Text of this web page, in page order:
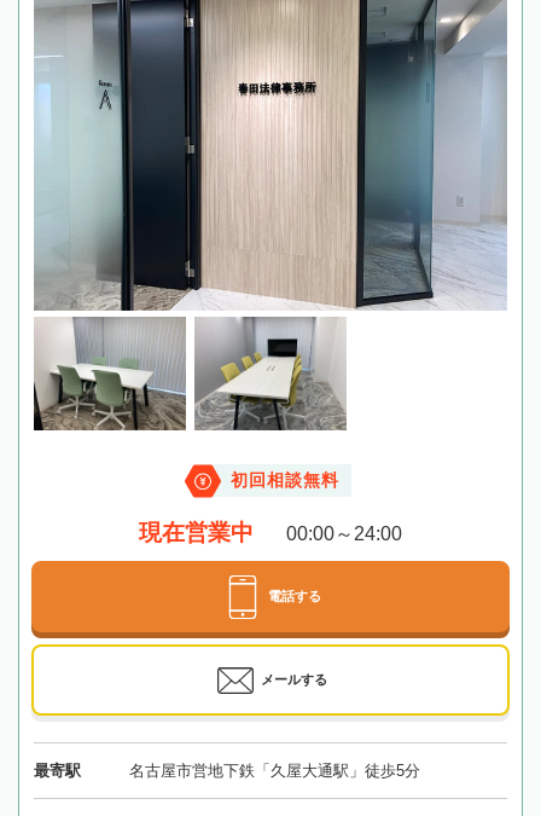
初回相談無料
現在営業中 00:00～24:00
電話する
メールする
最寄駅 名古屋市営地下鉄「久屋大通駅」徒歩5分